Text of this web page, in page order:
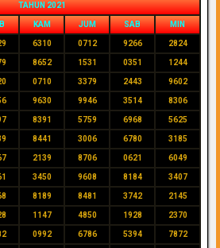
TAHUN 2021
KAM JUM SAB MIN
6310 0712 9266 2824
8652 1531 0351 1244
0710 3379 2443 9602
9630 9946 3514 8306
8391 5759 6968 5625
8441 3006 6780 3185
2139 8706 0621 6049
3450 9608 8184 3407
8189 8481 3742 2145
1147 4850 1928 2370
0992 6786 5394 7872